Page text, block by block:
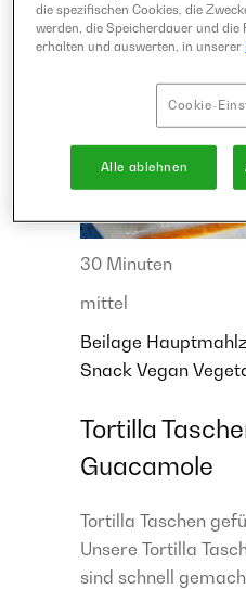
30 Minuten
mittel
Beilage
Snack Vegan
Tortilla
Guacamole
Tortilla Taschen
Unsere Tortilla
sind schnell
die spezifischen Cookies, die
werden, die Speicherdauer und die
erhalten und auswerten, in unserer
Cookie-
Alle ablehnen